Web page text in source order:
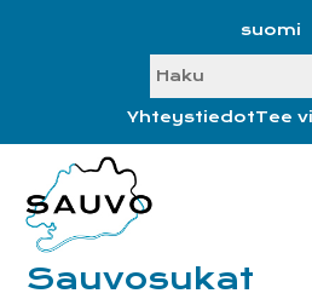
alatunnisteeseen
suomi
SEARCH
YhteystiedotTee
Sauvosukat